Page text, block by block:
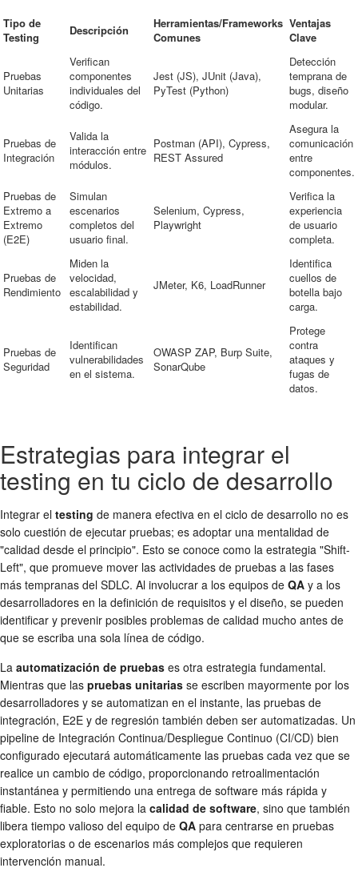
Tipo de
Testing
Descripción
Herramientas/Frameworks
Comunes
Ventajas
Clave
Pruebas
Unitarias
Verifican
componentes
individuales del
código.
Jest (JS), JUnit (Java),
PyTest (Python)
Detección
temprana de
bugs, diseño
modular.
Pruebas de
Integración
Valida la
interacción entre
módulos.
Postman (API), Cypress,
REST Assured
Asegura la
comunicación
entre
componentes.
Pruebas de
Extremo a
Extremo
(E2E)
Simulan
escenarios
completos del
usuario final.
Selenium, Cypress,
Playwright
Verifica la
experiencia
de usuario
completa.
Pruebas de
Rendimiento
Miden la
velocidad,
escalabilidad y
estabilidad.
JMeter, K6, LoadRunner
Identifica
cuellos de
botella bajo
carga.
Pruebas de
Seguridad
Identifican
vulnerabilidades
en el sistema.
OWASP ZAP, Burp Suite,
SonarQube
Protege
contra
ataques y
fugas de
datos.
Estrategias para integrar el
testing en tu ciclo de desarrollo
Integrar el testing de manera efectiva en el ciclo de desarrollo no es
solo cuestión de ejecutar pruebas; es adoptar una mentalidad de
"calidad desde el principio". Esto se conoce como la estrategia "Shift-
Left", que promueve mover las actividades de pruebas a las fases
más tempranas del SDLC. Al involucrar a los equipos de QA y a los
desarrolladores en la definición de requisitos y el diseño, se pueden
identificar y prevenir posibles problemas de calidad mucho antes de
que se escriba una sola línea de código.
La automatización de pruebas es otra estrategia fundamental.
Mientras que las pruebas unitarias se escriben mayormente por los
desarrolladores y se automatizan en el instante, las pruebas de
integración, E2E y de regresión también deben ser automatizadas. Un
pipeline de Integración Continua/Despliegue Continuo (CI/CD) bien
configurado ejecutará automáticamente las pruebas cada vez que se
realice un cambio de código, proporcionando retroalimentación
instantánea y permitiendo una entrega de software más rápida y
fiable. Esto no solo mejora la calidad de software, sino que también
libera tiempo valioso del equipo de QA para centrarse en pruebas
exploratorias o de escenarios más complejos que requieren
intervención manual.